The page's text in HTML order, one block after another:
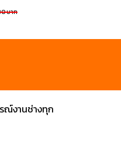
บาท
ณ์งานช่างทุก